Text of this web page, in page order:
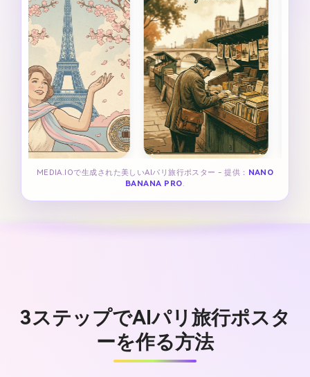
MEDIA.IOで生成された美しいAIパリ旅行ポスター - 提供：
NANO
BANANA PRO.
3ステップでAIパリ旅行ポスタ
ーを作る方法